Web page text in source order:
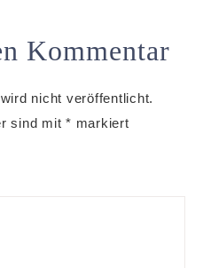
Kommentar
nicht veröffentlicht.
sind mit * markiert